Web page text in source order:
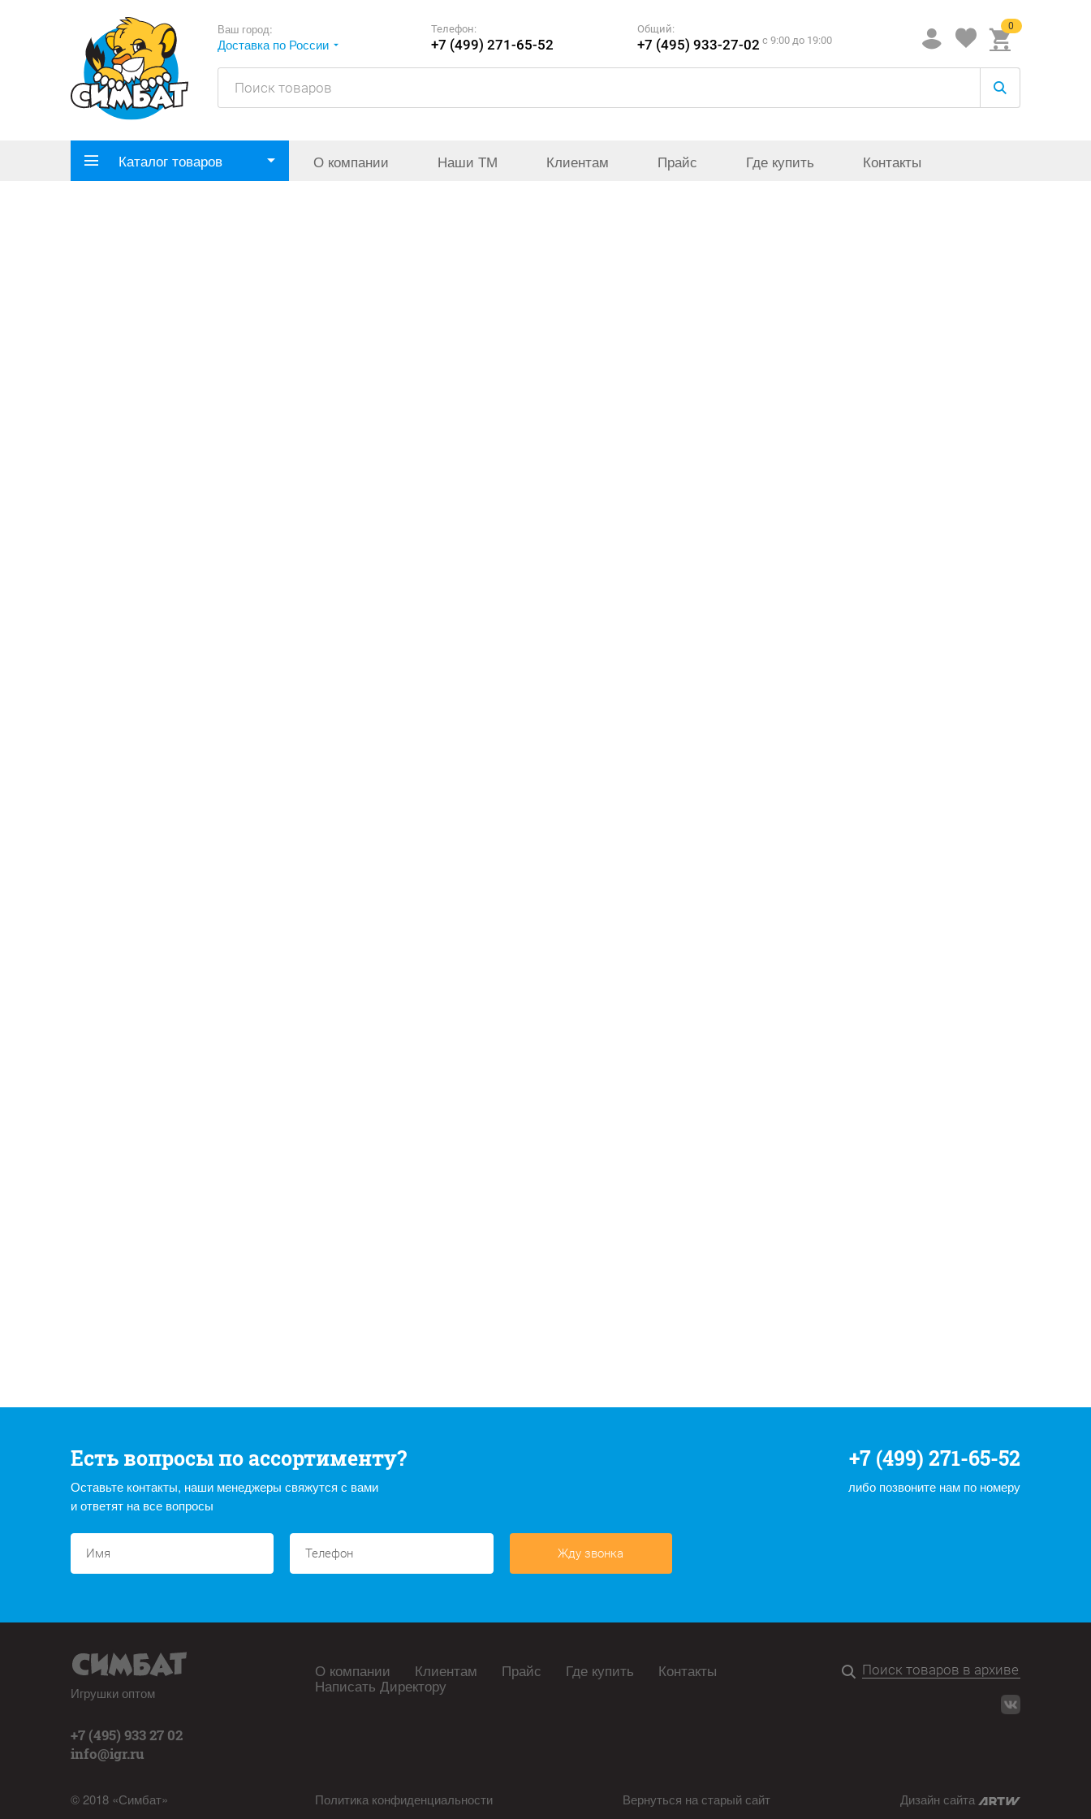
Ваш город:
Доставка по России
Телефон:
+7 (499) 271-65-52
Общий:
+7 (495) 933-27-02 c 9:00 до 19:00
0
Каталог товаров О компании Наши ТМ Клиентам Прайс Где купить Контакты
Есть вопросы по ассортименту?
Оставьте контакты, наши менеджеры свяжутся с вами
и ответят на все вопросы
+7 (499) 271-65-52
либо позвоните нам по номеру
Жду звонка
Игрушки оптом
+7 (495) 933 27 02
info@igr.ru
© 2018 «Симбат»
О компании Клиентам Прайс Где купить Контакты
Написать Директору
Политика конфиденциальности Вернуться на старый сайт Дизайн сайта